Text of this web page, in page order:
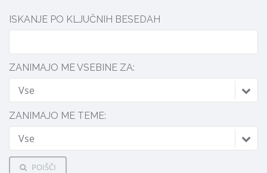
ISKANJE PO KLJUČNIH BESEDAH
ZANIMAJO ME VSEBINE ZA:
Vse
ZANIMAJO ME TEME:
Vse
POIŠČI